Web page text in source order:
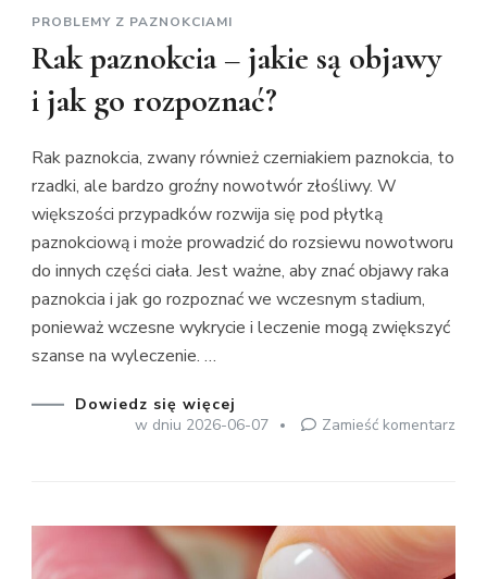
PROBLEMY Z PAZNOKCIAMI
Rak paznokcia – jakie są objawy
i jak go rozpoznać?
Rak paznokcia, zwany również czerniakiem paznokcia, to
rzadki, ale bardzo groźny nowotwór złośliwy. W
większości przypadków rozwija się pod płytką
paznokciową i może prowadzić do rozsiewu nowotworu
do innych części ciała. Jest ważne, aby znać objawy raka
paznokcia i jak go rozpoznać we wczesnym stadium,
ponieważ wczesne wykrycie i leczenie mogą zwiększyć
szanse na wyleczenie. …
Dowiedz się więcej
w dniu 2026-06-07 Zamieść komentarz
–
są